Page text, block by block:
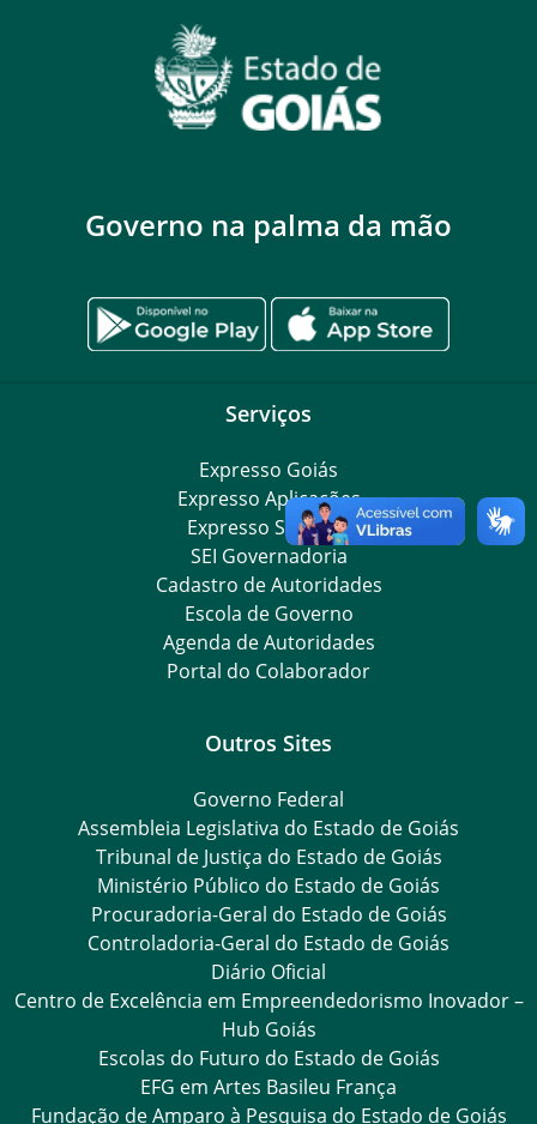
Governo na palma da mão
Serviços
Expresso Goiás
Expresso Aplicações
Expresso Servidor
SEI Governadoria
Cadastro de Autoridades
Escola de Governo
Agenda de Autoridades
Portal do Colaborador
Outros Sites
Governo Federal
Assembleia Legislativa do Estado de Goiás
Tribunal de Justiça do Estado de Goiás
Ministério Público do Estado de Goiás
Procuradoria-Geral do Estado de Goiás
Controladoria-Geral do Estado de Goiás
Diário Oficial
Centro de Excelência em Empreendedorismo Inovador –
Hub Goiás
Escolas do Futuro do Estado de Goiás
EFG em Artes Basileu França
Fundação de Amparo à Pesquisa do Estado de Goiás